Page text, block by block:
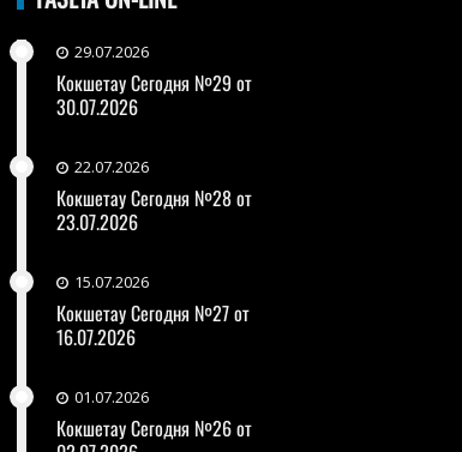
29.07.2026
Кокшетау Сегодня №29 от
30.07.2026
22.07.2026
Кокшетау Сегодня №28 от
23.07.2026
15.07.2026
Кокшетау Сегодня №27 от
16.07.2026
01.07.2026
Кокшетау Сегодня №26 от